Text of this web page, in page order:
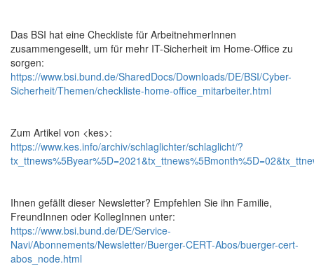
Das BSI hat eine Checkliste für ArbeitnehmerInnen
zusammengesellt, um für mehr IT-Sicherheit im Home-Office zu
sorgen:
https://www.bsi.bund.de/SharedDocs/Downloads/DE/BSI/Cyber-
Sicherheit/Themen/checkliste-home-office_mitarbeiter.html
Zum Artikel von <kes>:
https://www.kes.info/archiv/schlaglichter/schlaglicht/?
Ihnen gefällt dieser Newsletter? Empfehlen Sie ihn Familie,
FreundInnen oder KollegInnen unter:
https://www.bsi.bund.de/DE/Service-
Navi/Abonnements/Newsletter/Buerger-CERT-Abos/buerger-cert-
abos_node.html